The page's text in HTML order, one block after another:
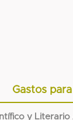
Gastos
y